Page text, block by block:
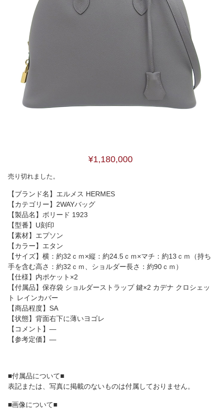
¥1,180,000
売り切れました。
【ブランド名】エルメス HERMES
【カテゴリー】2WAYバッグ
【製品名】ボリード 1923
【型番】U刻印
【素材】エプソン
【カラー】エタン
【サイズ】横：約32ｃｍ×縦：約24.5ｃｍ×マチ：約13ｃｍ（持ち
手を含む高さ：約32ｃｍ、ショルダー長さ：約90ｃｍ）
【仕様】内ポケット×2
【付属品】保存袋 ショルダーストラップ 鍵×2 カデナ クロシェッ
ト レインカバー
【商品程度】SA
【状態】背面右下に薄いヨゴレ
【コメント】―
【参考定価】―
■付属品について■
表記または、写真に掲載のないものは付属しておりません。
■画像について■